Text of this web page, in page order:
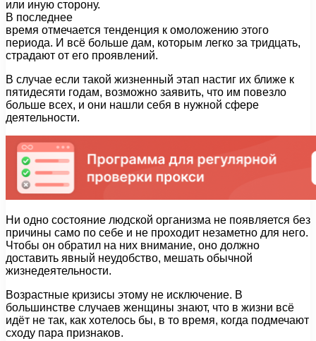
или иную сторону.
В последнее
время отмечается тенденция к омоложению этого
периода. И всё больше дам, которым легко за тридцать,
страдают от его проявлений.
В случае если такой жизненный этап настиг их ближе к
пятидесяти годам, возможно заявить, что им повезло
больше всех, и они нашли себя в нужной сфере
деятельности.
Ни одно состояние людской организма не появляется без
причины само по себе и не проходит незаметно для него.
Чтобы он обратил на них внимание, оно должно
доставить явный неудобство, мешать обычной
жизнедеятельности.
Возрастные кризисы этому не исключение. В
большинстве случаев женщины знают, что в жизни всё
идёт не так, как хотелось бы, в то время, когда подмечают
сходу пара признаков.